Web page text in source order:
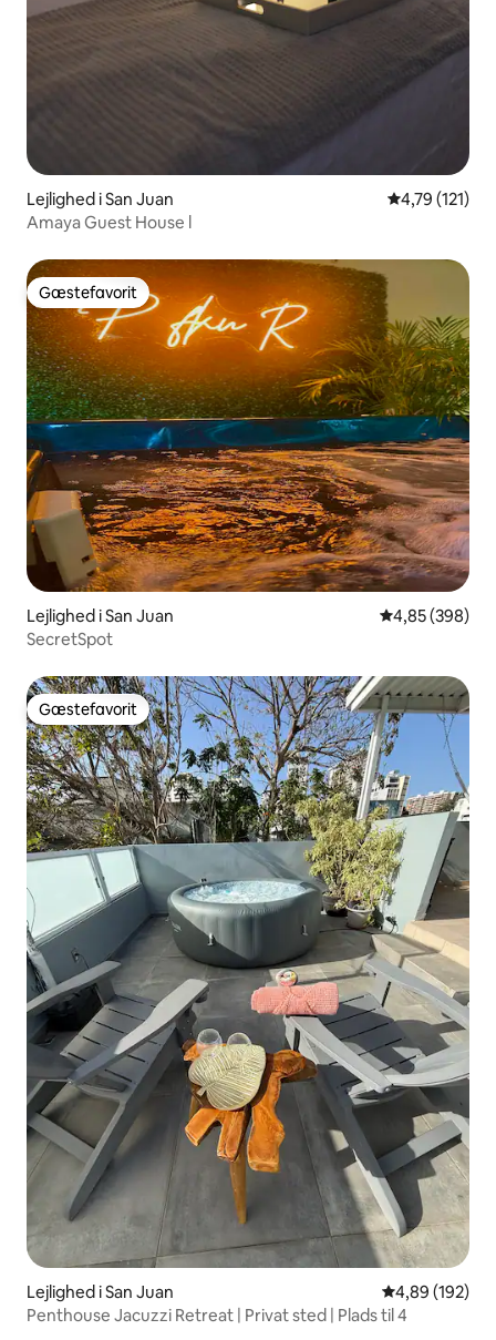
Lejlighed i San Juan 4,79 ud af 5 i
4,79 (121)
Amaya Guest House l
Gæstefavorit
Gæstefavorit
Lejlighed i San Juan 4,85 ud af 5 i
4,85 (398)
SecretSpot
Gæstefavorit
Gæstefavorit
Lejlighed i San Juan 4,89 ud af 5 i
4,89 (192)
Penthouse Jacuzzi Retreat | Privat sted | Plads til 4